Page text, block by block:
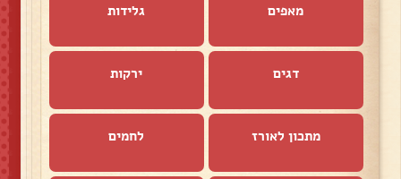
מאפים גלידות
דגים ירקות
מתכון לאורז לחמים